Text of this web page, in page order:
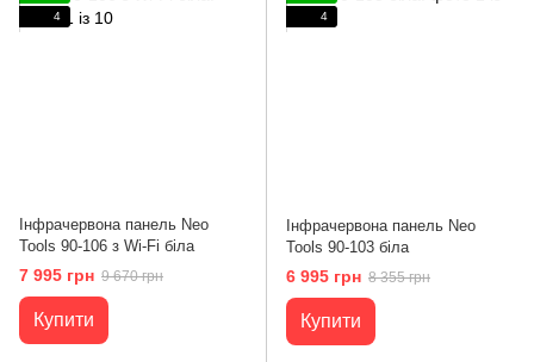
4
Інфрачервона панель Neo
Tools 90-106 з Wi-Fi біла
7 995 грн 9 670 грн
Купити
4
Інфрачервона панель Neo
Tools 90-103 біла
6 995 грн 8 355 грн
Купити